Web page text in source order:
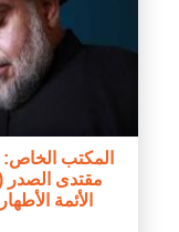
المكتب
مقتدى الصدر
الأئمة